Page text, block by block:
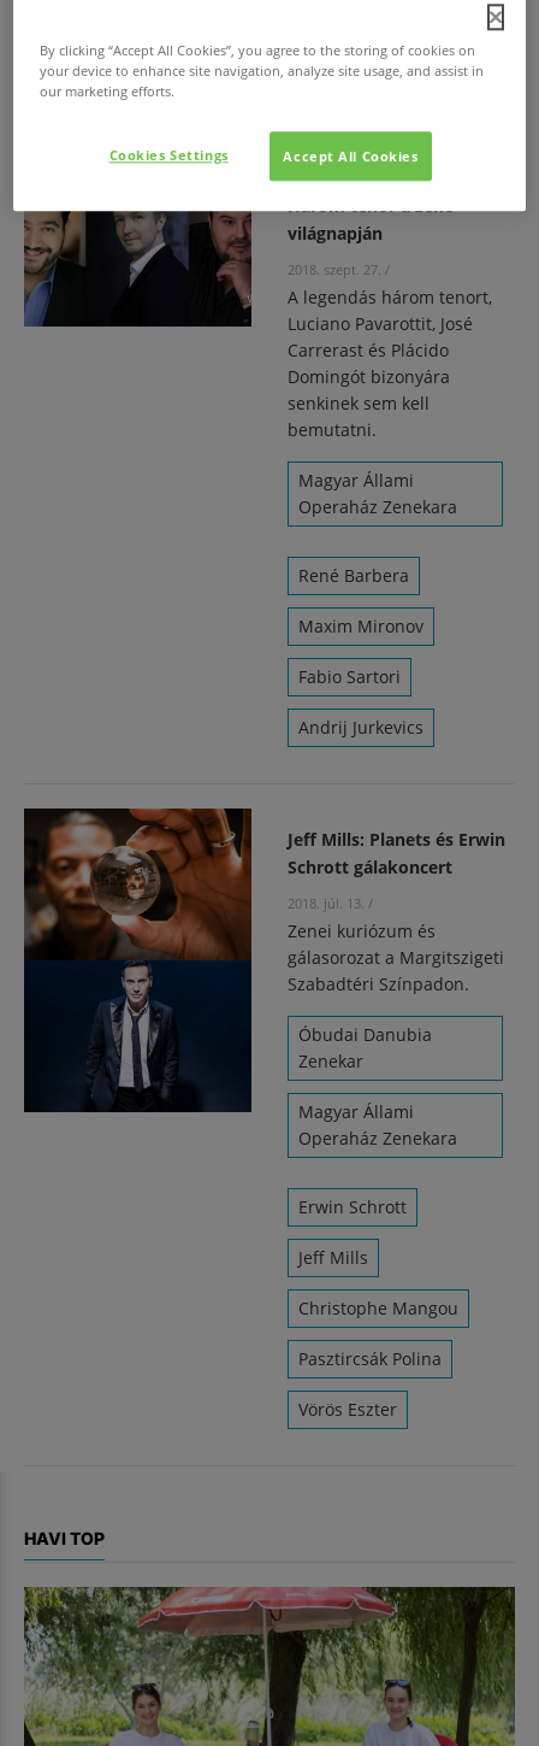
Sebestyén Miklós
Három tenor a zene
világnapján
2018. szept. 27. /
A legendás három tenort,
Luciano Pavarottit, José
Carrerast és Plácido
Domingót bizonyára
senkinek sem kell
bemutatni.
Magyar Állami
Operaház Zenekara
René Barbera
Maxim Mironov
Fabio Sartori
Andrij Jurkevics
Jeff Mills: Planets és Erwin
Schrott gálakoncert
2018. júl. 13. /
Zenei kuriózum és
gálasorozat a Margitszigeti
Szabadtéri Színpadon.
Óbudai Danubia
Zenekar
Magyar Állami
Operaház Zenekara
Erwin Schrott
Jeff Mills
Christophe Mangou
Pasztircsák Polina
Vörös Eszter
HAVI TOP
By clicking “Accept All Cookies”, you agree to the storing of cookies on
your device to enhance site navigation, analyze site usage, and assist in
our marketing efforts.
Accept All Cookies
Cookies Settings